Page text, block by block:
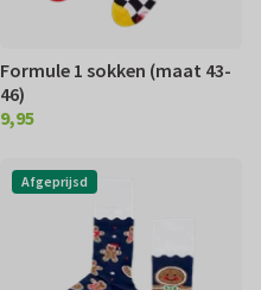
Formule 1 sokken (maat 43-
46)
€ 9,95
9,95
Afgeprijsd